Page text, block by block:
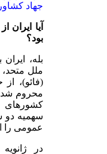
جهاد
آیا
بود؟
بله،
ملل
(فائو)،
محروم
کشورهای
سهمیه دو
عمومی را
در ژانویه